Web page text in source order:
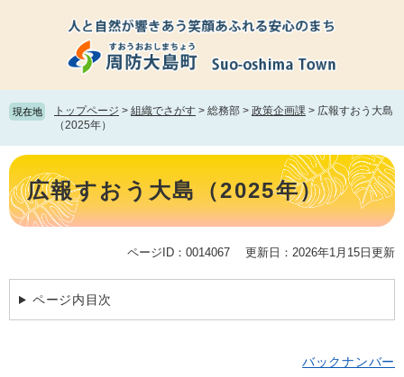
頭
で
飛
ば
て
文
へ
現在地 トップページ > 組織でさがす > 総務部 > 政策企画課 > 広報すおう大島
（2025年）
本
文 広報すおう大島（2025年）
ページID：0014067 更新日：2026年1月15日更新
ページ内目次
バックナンバー